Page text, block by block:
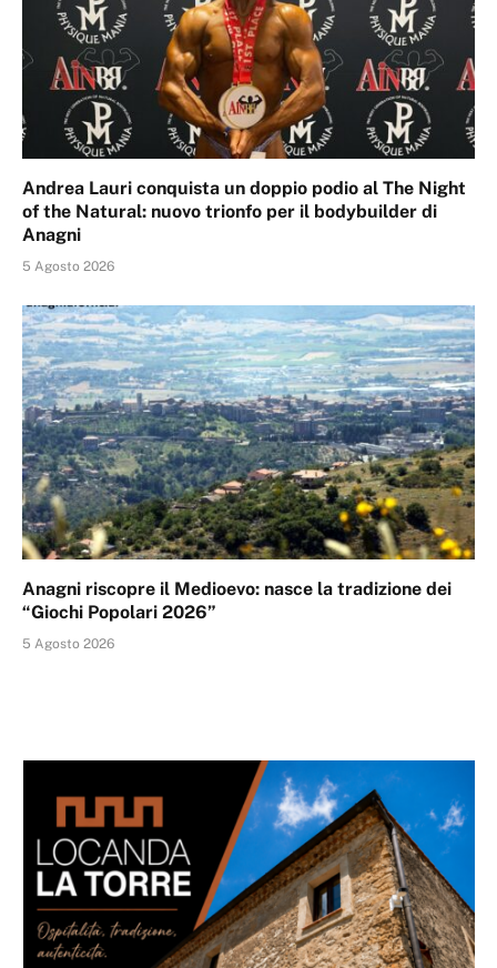
Andrea Lauri conquista un doppio podio al The Night
of the Natural: nuovo trionfo per il bodybuilder di
Anagni
5 Agosto 2026
Anagni riscopre il Medioevo: nasce la tradizione dei
“Giochi Popolari 2026”
5 Agosto 2026